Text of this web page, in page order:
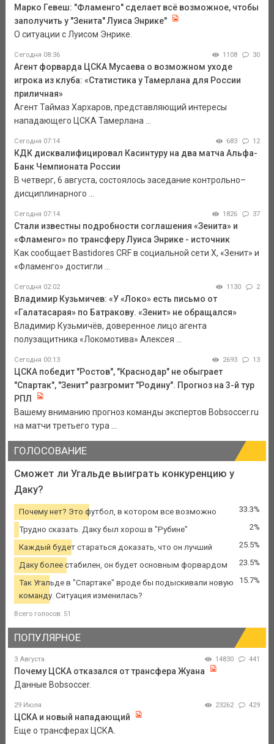
Марко Гевеш: "Фламенго" сделает всё возможное, чтобы
заполучить у "Зенита" Луиса Энрике"
О ситуации с Луисом Энрике.
Сегодня 08:36 1108 30
Агент форварда ЦСКА Мусаева о возможном уходе
игрока из клуба: «Статистика у Тамерлана для России
приличная»
Агент Таймаз Хархаров, представляющий интересы
нападающего ЦСКА Тамерлана ...
Сегодня 07:14 683 12
КДК дисквалифицировал Касинтуру на два матча Альфа-
Банк Чемпионата России
В четверг, 6 августа, состоялось заседание контрольно–
дисциплинарного ...
Сегодня 07:14 1826 37
Стали известны подробности соглашения «Зенита» и
«Фламенго» по трансферу Луиса Энрике - источник
Как сообщает Bastidores CRF в социальной сети Х, «Зенит» и
«Фламенго» достигли ...
Сегодня 02:02 1130 2
Владимир Кузьмичев: «У «Локо» есть письмо от
«Галатасарая» по Батракову. «Зенит» не обращался»
Владимир Кузьмичёв, доверенное лицо агента
полузащитника «Локомотива» Алексея ...
Сегодня 00:13 2693 13
ЦСКА победит "Ростов", "Краснодар" не обыграет
"Спартак", "Зенит" разгромит "Родину". Прогноз на 3-й тур
РПЛ
Вашему вниманию прогноз команды экспертов Bobsoccer.ru
на матчи третьего тура ...
ГОЛОСОВАНИЕ
Сможет ли Угальде выиграть конкуренцию у
Даку?
Почему нет? Это футбол, в котором все возможно 33.3%
Трудно сказать. Даку был хорош в "Рубине" 2%
Каждый будет стараться доказать, что он лучший 25.5%
Даку более стабилен, он будет основным форвардом 23.5%
Так Угальде в "Спартаке" вроде бы подыскивали новую
команду. Ситуация изменилась?
15.7%
Всего голосов: 51
ПОПУЛЯРНОЕ
3 Августа 14830 441
Почему ЦСКА отказался от трансфера Жуана
Данные Bobsoccer.
29 Июля 23262 429
ЦСКА и новый нападающий
Еще о трансферах ЦСКА.